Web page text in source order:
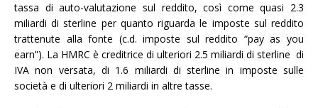
tassa di auto-valutazione sul reddito, così come quasi 2.3
miliardi di sterline per quanto riguarda le imposte sul reddito
trattenute alla fonte (c.d. imposte sul reddito “pay as you
earn”). La HMRC è creditrice di ulteriori 2.5 miliardi di sterline di
IVA non versata, di 1.6 miliardi di sterline in imposte sulle
società e di ulteriori 2 miliardi in altre tasse.